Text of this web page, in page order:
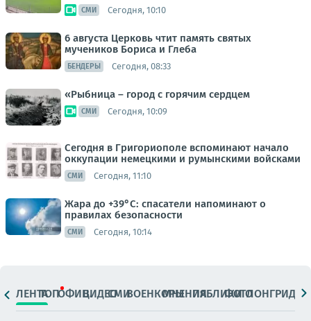
СМИ Сегодня, 10:10
6 августа Церковь чтит память святых
мучеников Бориса и Глеба
БЕНДЕРЫ Сегодня, 08:33
«Рыбница – город с горячим сердцем
СМИ Сегодня, 10:09
Сегодня в Григориополе вспоминают начало
оккупации немецкими и румынскими войсками
СМИ Сегодня, 11:10
Жара до +39°С: спасатели напоминают о
правилах безопасности
СМИ Сегодня, 10:14
ЛЕНТАТОПОФИЦ.ВИДЕОСМИВОЕНКОРЫМНЕНИЯПАБЛИКИ
ФОТОЛОНГРИДЫ